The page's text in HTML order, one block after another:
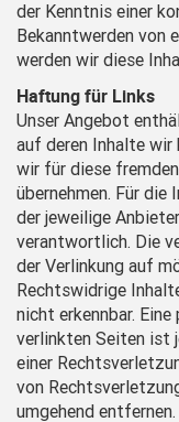
der Kenntnis einer
Bekanntwerden von
werden wir diese
Haftung für Links
Unser Angebot
auf deren Inhalte wir
wir für diese
übernehmen. Für
der jeweilige
verantwortlich. Die
der Verlinkung auf
Rechtswidrige
nicht erkennbar.
verlinkten Seiten ist
einer
von
umgehend entfernen.